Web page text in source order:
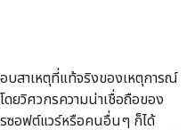
สาเหตุที่แท้จริงของเหตุการณ์
ยวิศวกรความน่าเชื่อถือของ
รซอฟต์แวร์หรือคนอื่นๆ ก็ได้